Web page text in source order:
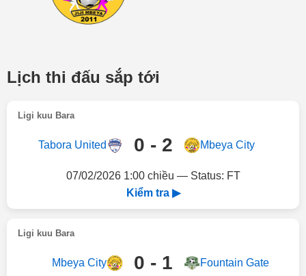
Lịch thi đấu sắp tới
Ligi kuu Bara
Tabora United 0 - 2 Mbeya City
07/02/2026 1:00 chiều — Status: FT
Kiểm tra ▶
Ligi kuu Bara
Mbeya City 0 - 1 Fountain Gate